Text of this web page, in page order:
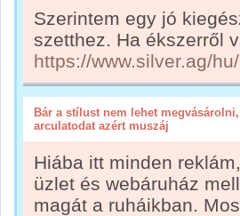
Szerintem egy jó
szetthez. Ha ékszerről
https://www.silver.ag/hu/
Bár a stílust nem lehet megvásárolni,
arculatodat azért muszáj
Hiába itt minden
üzlet és webáruház
magát a ruháikban.